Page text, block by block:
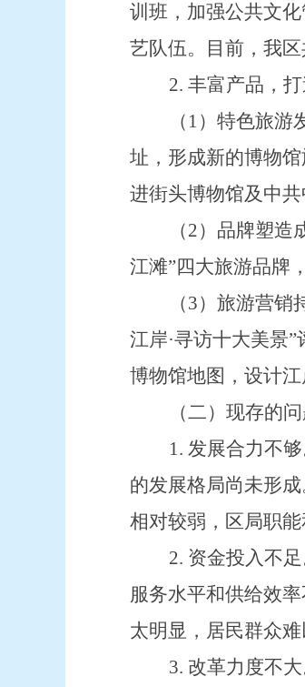
训班，加强公共文
艺队伍。目前，我
2. 丰富产品，
（ 1）特色旅游
址，形成新的博物
进街头博物馆及中
（2）品牌塑造
江滩”四大旅游品牌
（3）旅游营销
江岸·寻访十大美景”
博物馆地图，设计
（二）现存的
1. 发展合力不
的发展格局尚未形
相对较弱，区局职
2. 资金投入不
服务水平和供给效
太明显，居民群众
3. 改革力度不